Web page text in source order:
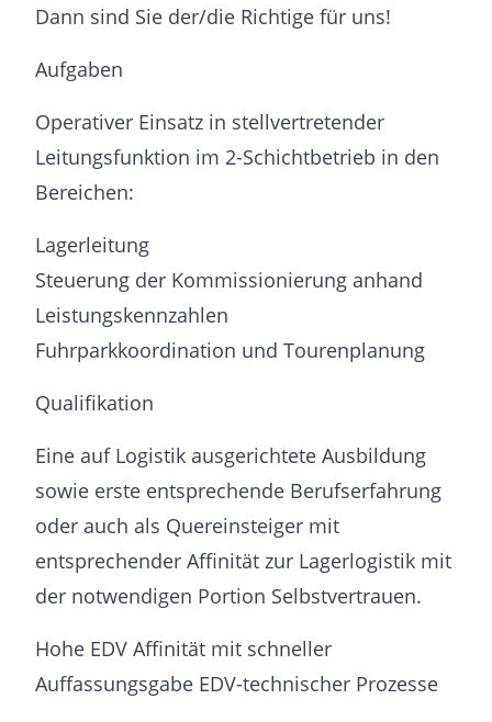
Dann sind Sie der/die Richtige für uns!
Aufgaben
Operativer Einsatz in stellvertretender
Leitungsfunktion im 2-Schichtbetrieb in den
Bereichen:
Lagerleitung
Steuerung der Kommissionierung anhand
Leistungskennzahlen
Fuhrparkkoordination und Tourenplanung
Qualifikation
Eine auf Logistik ausgerichtete Ausbildung
sowie erste entsprechende Berufserfahrung
oder auch als Quereinsteiger mit
entsprechender Affinität zur Lagerlogistik mit
der notwendigen Portion Selbstvertrauen.
Hohe EDV Affinität mit schneller
Auffassungsgabe EDV-technischer Prozesse